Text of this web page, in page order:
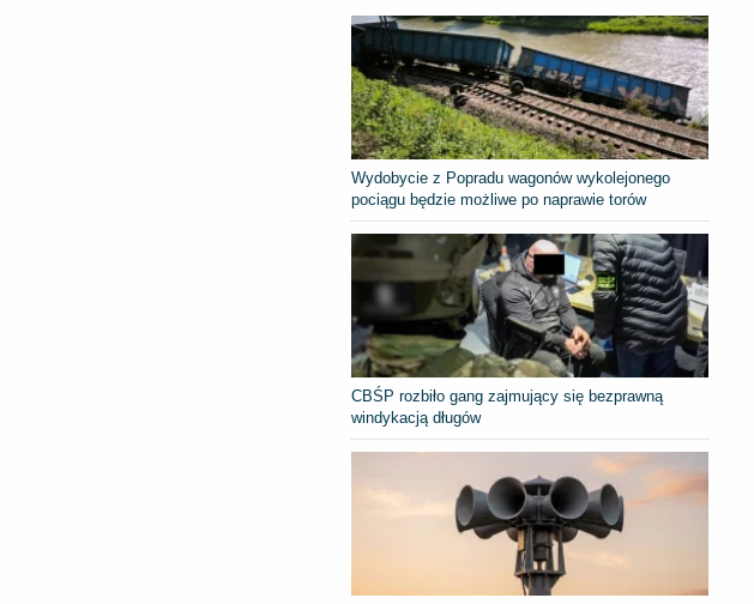
Wydobycie z Popradu wagonów wykolejonego
pociągu będzie możliwe po naprawie torów
CBŚP rozbiło gang zajmujący się bezprawną
windykacją długów